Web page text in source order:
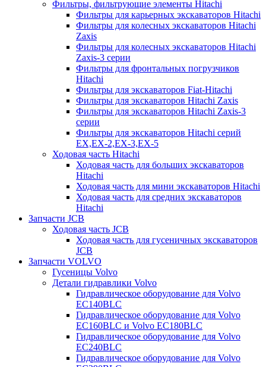
Фильтры, фильтрующие элементы Hitachi
Фильтры для карьерных экскаваторов Hitachi
Фильтры для колесных экскаваторов Hitachi
Zaxis
Фильтры для колесных экскаваторов Hitachi
Zaxis-3 серии
Фильтры для фронтальных погрузчиков
Hitachi
Фильтры для экскаваторов Fiat-Hitachi
Фильтры для экскаваторов Hitachi Zaxis
Фильтры для экскаваторов Hitachi Zaxis-3
серии
Фильтры для экскаваторов Hitachi серий
EX,EX-2,EX-3,EX-5
Ходовая часть Hitachi
Ходовая часть для больших экскаваторов
Hitachi
Ходовая часть для мини экскаваторов Hitachi
Ходовая часть для средних экскаваторов
Hitachi
Запчасти JCB
Ходовая часть JCB
Ходовая часть для гусеничных экскаваторов
JCB
Запчасти VOLVO
Гусеницы Volvo
Детали гидравлики Volvo
Гидравлическое оборудование для Volvo
EC140BLC
Гидравлическое оборудование для Volvo
EC160BLC и Volvo EC180BLC
Гидравлическое оборудование для Volvo
EC240BLC
Гидравлическое оборудование для Volvo